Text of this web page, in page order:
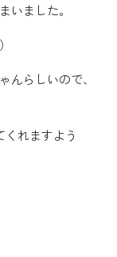
いました。
んらしいので、
れますよう